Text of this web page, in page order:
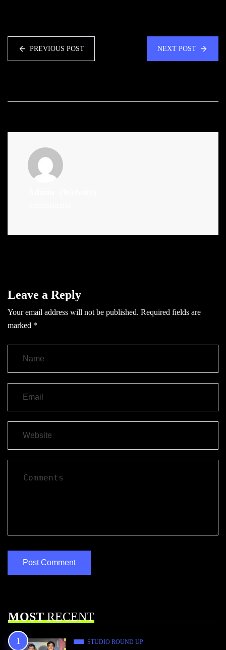
PREVIOUS POST NEXT POST
Leave a Reply
Your email address will not be published. Required fields are
marked *
MOSTRECENT
STUDIO ROUND UP